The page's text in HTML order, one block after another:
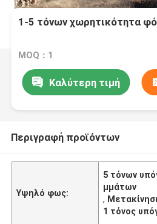
1-5 τόνων χωρητικότητα
MOQ：1
Καλύτερη τιμή
Περιγραφή προϊόντων
Υψηλό φως:
5 τόνων
μμάτων
,
1 τόνος